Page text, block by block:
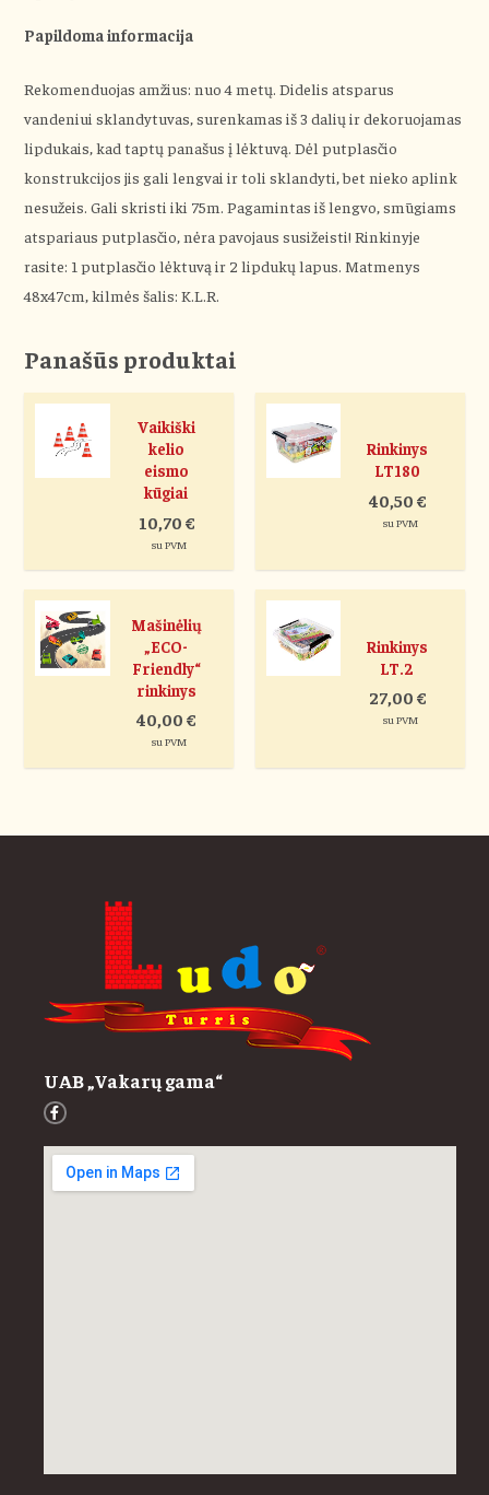
Papildoma informacija
Rekomenduojas amžius: nuo 4 metų. Didelis atsparus
vandeniui sklandytuvas, surenkamas iš 3 dalių ir dekoruojamas
lipdukais, kad taptų panašus į lėktuvą. Dėl putplasčio
konstrukcijos jis gali lengvai ir toli sklandyti, bet nieko aplink
nesužeis. Gali skristi iki 75m. Pagamintas iš lengvo, smūgiams
atspariaus putplasčio, nėra pavojaus susižeisti! Rinkinyje
rasite: 1 putplasčio lėktuvą ir 2 lipdukų lapus. Matmenys
48x47cm, kilmės šalis: K.L.R.
Panašūs produktai
Vaikiški
kelio
eismo
kūgiai
10,70 €
su PVM
Rinkinys
LT180
40,50 €
su PVM
Mašinėlių
„ECO-
Friendly“
rinkinys
40,00€
su PVM
Rinkinys
LT.2
27,00 €
su PVM
UAB „Vakarų gama“